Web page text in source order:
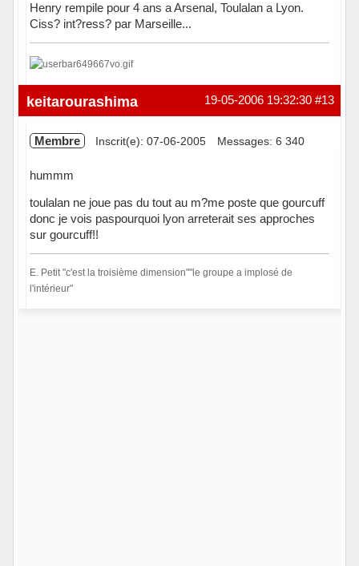
Henry rempile pour 4 ans a Arsenal, Toulalan a Lyon.
Ciss? int?ress? par Marseille...
Hors ligne #13
19-05-2006 19:32:30
keitarourashima
Membre Inscrit(e): 07-06-2005 Messages: 6 340
hummm
toulalan ne joue pas du tout au m?me poste que gourcuff
donc je vois paspourquoi lyon arreterait ses approches
sur gourcuff!!
E. Petit "c'est la troisième dimension""le groupe a implosé de
l'intérieur"